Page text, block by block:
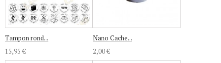
Tampon rond...
15,95 €
Nano Cache...
2,00 €